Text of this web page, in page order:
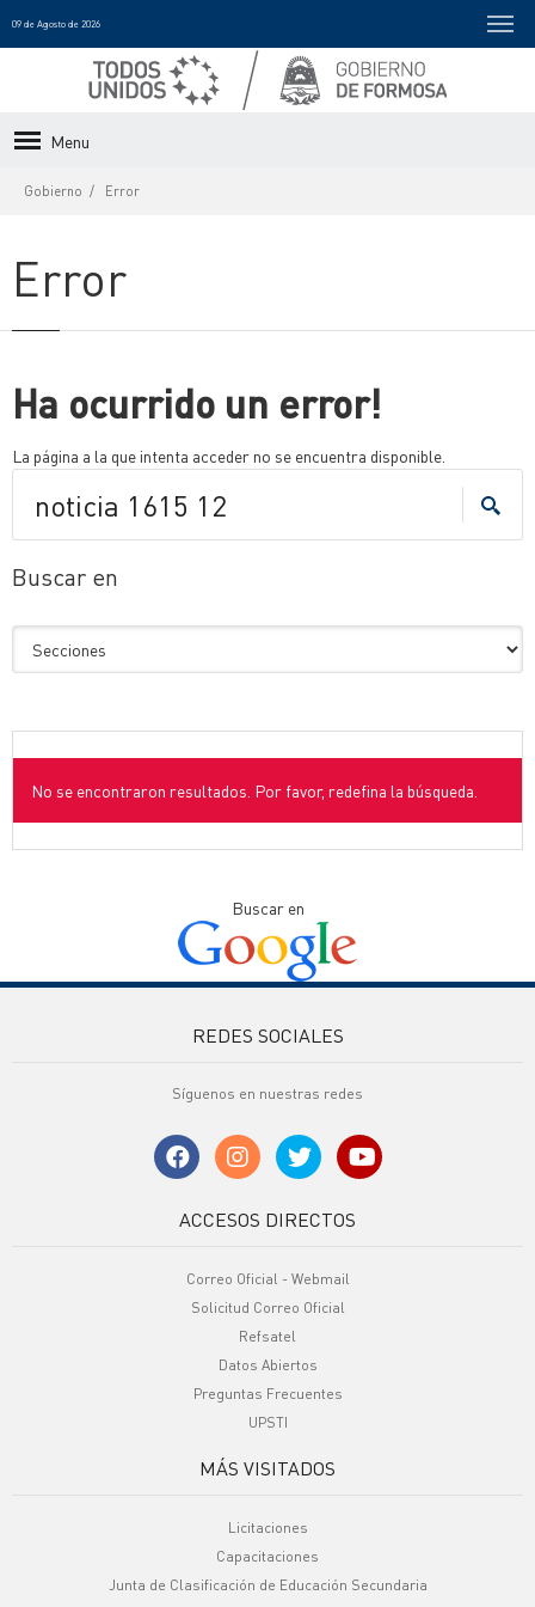
09 de Agosto de 2026
Menu
Gobierno Error
Error
Ha ocurrido un error!
La página a la que intenta acceder no se encuentra disponible.
Buscar en
No se encontraron resultados. Por favor, redefina la búsqueda.
Buscar en
REDES SOCIALES
Síguenos en nuestras redes
ACCESOS DIRECTOS
Correo Oficial - Webmail
Solicitud Correo Oficial
Refsatel
Datos Abiertos
Preguntas Frecuentes
UPSTI
MÁS VISITADOS
Licitaciones
Capacitaciones
Junta de Clasificación de Educación Secundaria